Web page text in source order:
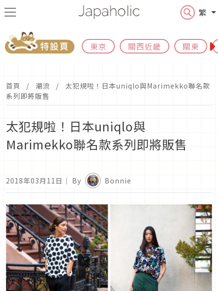
繁
東京 關西近畿 關東
首頁 潮流
太犯規啦！日本uniqlo與Marimekko聯名款
系列即將販售
太犯規啦！日本uniqlo與
Marimekko聯名款系列即將販售
2018年03月11日 ｜ By Bonnie